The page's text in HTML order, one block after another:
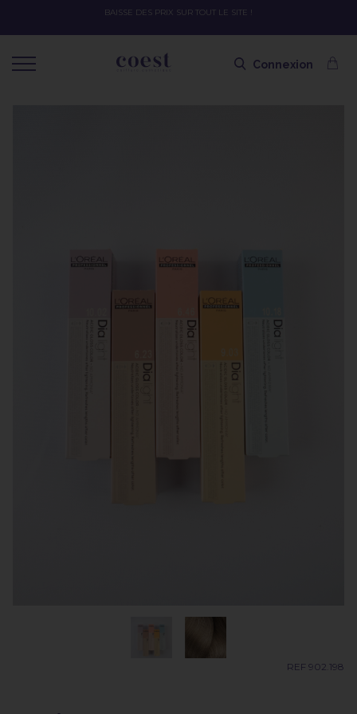
OFFRE SPÉCIALE SOLAIRE SKEYMZEE ! SOIN HYDRATANT + SPRAY +
Connexion
REF 902.198